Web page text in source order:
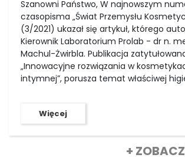
Szanowni Państwo, W najnowszym numerze
czasopisma „Świat Przemysłu
(3/2021) ukazał się artykuł, którego
Kierownik Laboratorium Prolab - dr n.
Machul-Żwirbla. Publikacja
„Innowacyjne rozwiązania w
intymnej”, porusza temat właściwej
zachowaniu prawidłowej mikroflory
narządów płciowych kobiet oraz
artykule autorka dokonuje przeglądu
także porusza kwestię możliwości
Więcej
+